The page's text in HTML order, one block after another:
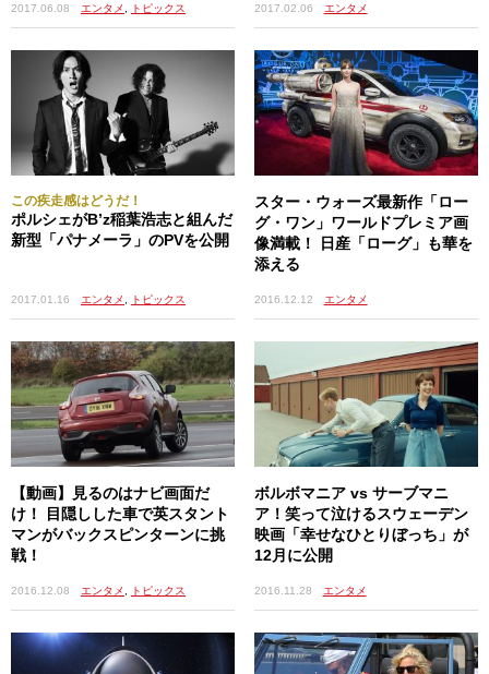
2017.06.08 エンタメ トピックス 2017.02.06 エンタメ
この疾走感はどうだ！
ポルシェがB’z稲葉浩志と組んだ
新型「パナメーラ」のPVを公開
2017.01.16 エンタメ トピックス
スター・ウォーズ最新作「ロー
グ・ワン」ワールドプレミア画
像満載！ 日産「ローグ」も華を
添える
2016.12.12 エンタメ
【動画】見るのはナビ画面だ
け！ 目隠しした車で英スタント
マンがバックスピンターンに挑
戦！
2016.12.08 エンタメ トピックス
ボルボマニア vs サーブマニ
ア！笑って泣けるスウェーデン
映画「幸せなひとりぼっち」が
12月に公開
2016.11.28 エンタメ